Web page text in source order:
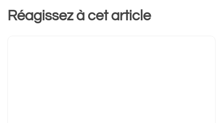
Réagissez à cet article